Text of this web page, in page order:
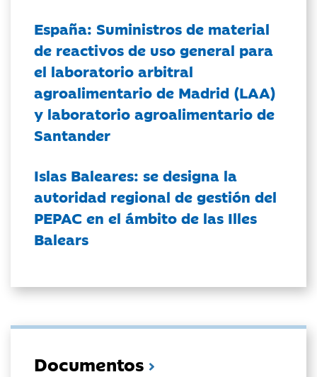
España: Suministros de material
de reactivos de uso general para
el laboratorio arbitral
agroalimentario de Madrid (LAA)
y laboratorio agroalimentario de
Santander
Islas Baleares: se designa la
autoridad regional de gestión del
PEPAC en el ámbito de las Illes
Balears
Documentos